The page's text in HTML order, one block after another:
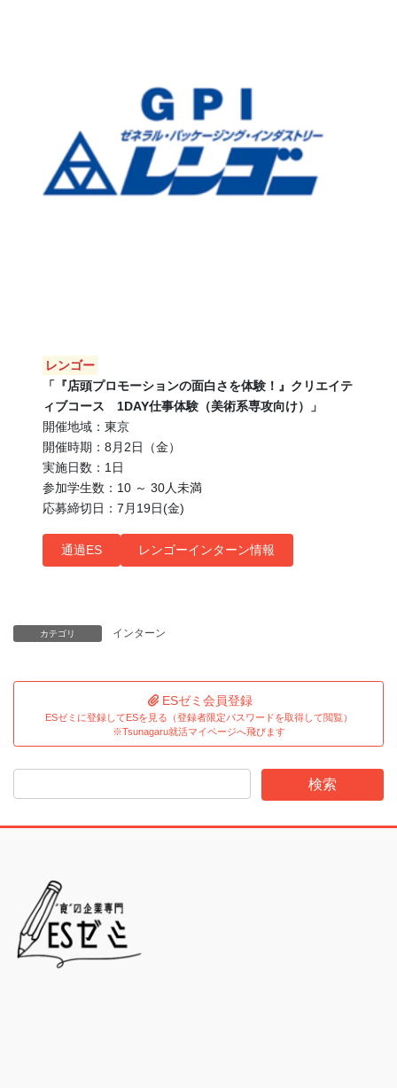
レンゴー
「『店頭プロモーションの面白さを体験！』クリエイテ
ィブコース 1DAY仕事体験（美術系専攻向け）」
開催地域：東京
開催時期：8月2日（金）
実施日数：1日
参加学生数：10 ～ 30人未満
応募締切日：7月19日(金)
通過ES レンゴーインターン情報
カテゴリ インターン
ESゼミ会員登録
ESゼミに登録してESを見る（登録者限定パスワードを取得して閲覧）
※Tsunagaru就活マイページへ飛びます